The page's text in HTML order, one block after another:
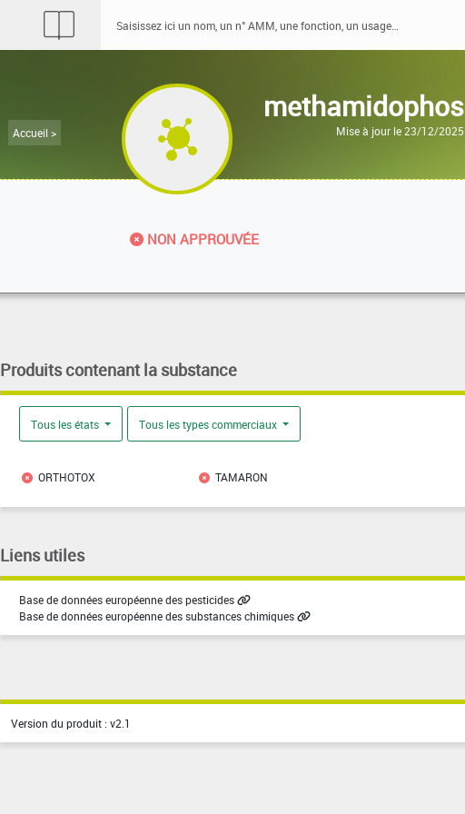
Accueil >
methamidophos
Mise à jour le 23/12/2025
NON APPROUVÉE
Produits contenant la substance
Tous les états Tous les types commerciaux
ORTHOTOX TAMARON
Liens utiles
Base de données européenne des pesticides
Base de données européenne des substances chimiques
Version du produit : v2.1